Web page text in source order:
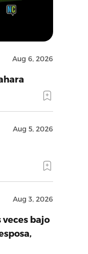
Aug 6, 2026
Aug 5, 2026
Aug 3, 2026
veces bajo